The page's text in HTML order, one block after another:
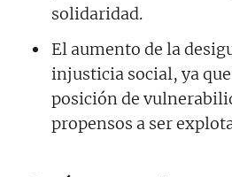
solidaridad.
El aumento de la
injusticia social, ya
posición de
propensos a ser